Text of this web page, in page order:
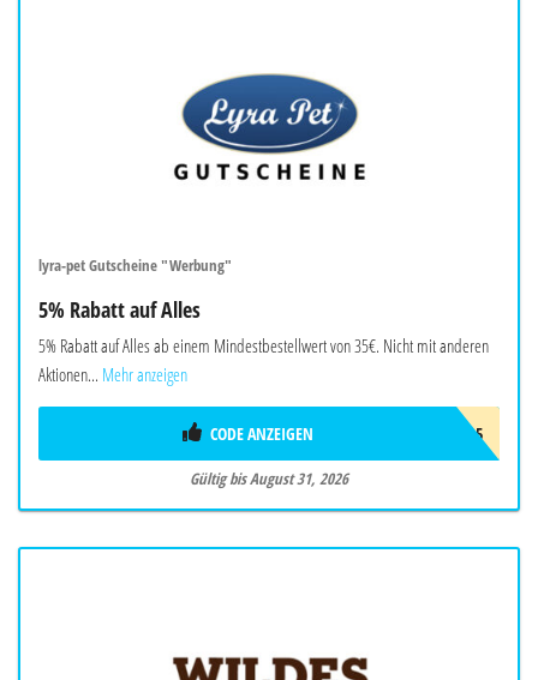
lyra-pet Gutscheine "Werbung"
5% Rabatt auf Alles
5% Rabatt auf Alles ab einem Mindestbestellwert von 35€. Nicht mit anderen
Aktionen... Mehr anzeigen
LYRA5
CODE ANZEIGEN
Gültig bis August 31, 2026